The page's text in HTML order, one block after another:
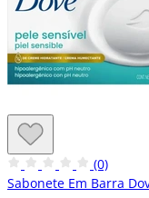
(0)
Sabonete Em Barra